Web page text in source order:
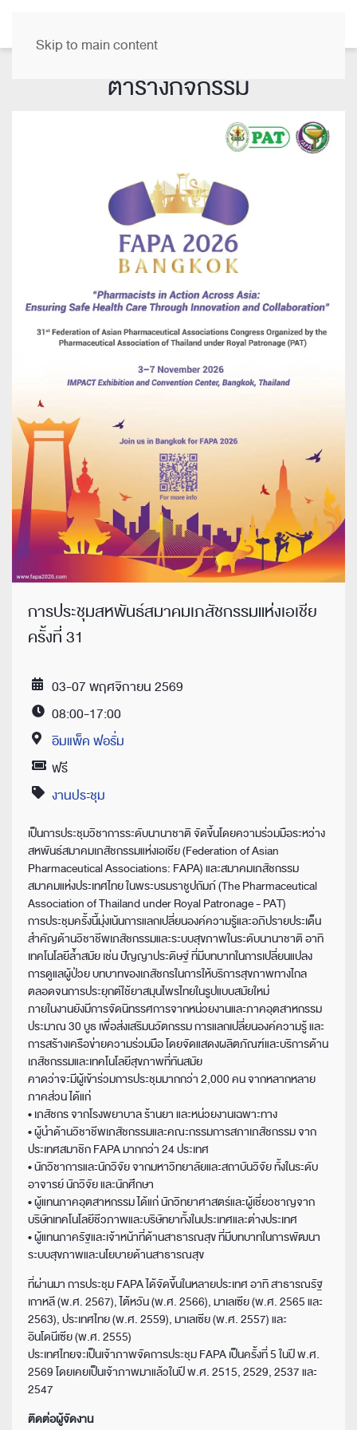
Skip to main content
ตารางกิจกรรม
การประชุมสหพันธ์สมาคมเภสัชกรรมแห่งเอเชีย
ครั้งที่ 31
Date03-07 พฤศจิกายน 2569
Time08:00-17:00
Location
อิมแพ็ค ฟอรั่ม
Priceฟรี
Category
งานประชุม
เป็นการประชุมวิชาการระดับนานาชาติ จัดขึ้นโดยความร่วมมือระหว่าง
สหพันธ์สมาคมเภสัชกรรมแห่งเอเชีย (Federation of Asian
Pharmaceutical Associations: FAPA) และสมาคมเภสัชกรรม
สมาคมแห่งประเทศไทย ในพระบรมราชูปถัมภ์ (The Pharmaceutical
Association of Thailand under Royal Patronage - PAT)
การประชุมครั้งนี้มุ่งเน้นการแลกเปลี่ยนองค์ความรู้และอภิปรายประเด็น
สำคัญด้านวิชาชีพเภสัชกรรมและระบบสุขภาพในระดับนานาชาติ อาทิ
เทคโนโลยีล้ำสมัย เช่น ปัญญาประดิษฐ์ ที่มีบทบาทในการเปลี่ยนแปลง
การดูแลผู้ป่วย บทบาทของเภสัชกรในการให้บริการสุขภาพทางไกล
ตลอดจนการประยุกต์ใช้ยาสมุนไพรไทยในรูปแบบสมัยใหม่
ภายในงานยังมีการจัดนิทรรศการจากหน่วยงานและภาคอุตสาหกรรม
ประมาณ 30 บูธ เพื่อส่งเสริมนวัตกรรม การแลกเปลี่ยนองค์ความรู้ และ
การสร้างเครือข่ายความร่วมมือ โดยจัดแสดงผลิตภัณฑ์และบริการด้าน
เภสัชกรรมและเทคโนโลยีสุขภาพที่ทันสมัย
คาดว่าจะมีผู้เข้าร่วมการประชุมมากกว่า 2,000 คน จากหลากหลาย
ภาคส่วน ได้แก่
• เภสัชกร จากโรงพยาบาล ร้านยา และหน่วยงานเฉพาะทาง
• ผู้นำด้านวิชาชีพเภสัชกรรมและคณะกรรมการสภาเภสัชกรรม จาก
ประเทศสมาชิก FAPA มากกว่า 24 ประเทศ
• นักวิชาการและนักวิจัย จากมหาวิทยาลัยและสถาบันวิจัย ทั้งในระดับ
อาจารย์ นักวิจัย และนักศึกษา
• ผู้แทนภาคอุตสาหกรรม ได้แก่ นักวิทยาศาสตร์และผู้เชี่ยวชาญจาก
บริษัทเทคโนโลยีชีวภาพและบริษัทยาทั้งในประเทศและต่างประเทศ
• ผู้แทนภาครัฐและเจ้าหน้าที่ด้านสาธารณสุข ที่มีบทบาทในการพัฒนา
ระบบสุขภาพและนโยบายด้านสาธารณสุข
ที่ผ่านมา การประชุม FAPA ได้จัดขึ้นในหลายประเทศ อาทิ สาธารณรัฐ
เกาหลี (พ.ศ. 2567), ไต้หวัน (พ.ศ. 2566), มาเลเซีย (พ.ศ. 2565 และ
2563), ประเทศไทย (พ.ศ. 2559), มาเลเซีย (พ.ศ. 2557) และ
อินโดนีเซีย (พ.ศ. 2555)
ประเทศไทยจะเป็นเจ้าภาพจัดการประชุม FAPA เป็นครั้งที่ 5 ในปี พ.ศ.
2569 โดยเคยเป็นเจ้าภาพมาแล้วในปี พ.ศ. 2515, 2529, 2537 และ
2547
ติดต่อผู้จัดงาน